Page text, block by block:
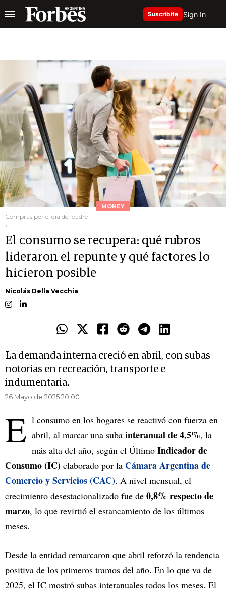
Suscribite Sign In
MONEY
Compras por el día del padre
.
El consumo se recupera: qué rubros
lideraron el repunte y qué factores lo
hicieron posible
Nicolás Della Vecchia
La demanda interna creció en abril, con subas
notorias en recreación, transporte e
indumentaria.
26 Mayo de 2025 20.00
E l consumo en los hogares se reactivó con fuerza en
abril, al marcar una suba interanual de 4,5%, la
más alta del año, según el Último Indicador de
Consumo (IC) elaborado por la Cámara Argentina de
Comercio y Servicios (CAC). A nivel mensual, el
crecimiento desestacionalizado fue de 0,8% respecto de
marzo, lo que revirtió el estancamiento de los últimos
meses.
Desde la entidad remarcaron que abril reforzó la tendencia
positiva de los primeros tramos del año. En lo que va de
2025, el IC mostró subas interanuales todos los meses. El